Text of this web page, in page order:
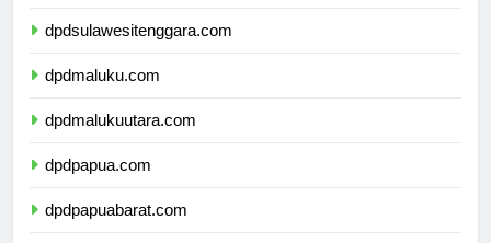
dpdsulawesitenggara.com
dpdmaluku.com
dpdmalukuutara.com
dpdpapua.com
dpdpapuabarat.com